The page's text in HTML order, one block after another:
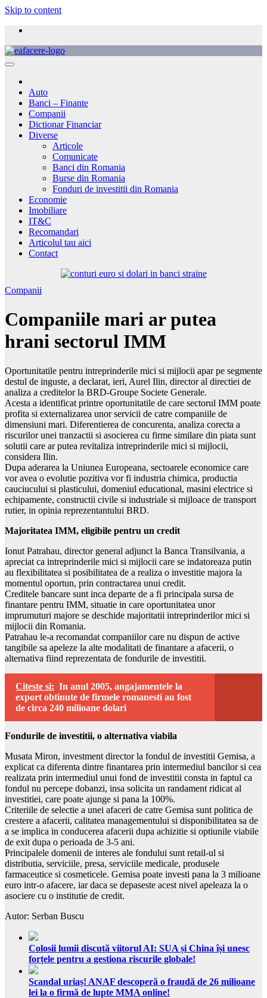
Skip to content
Auto
Banci – Finante
Companii
Dictionar Financiar
Diverse
Articole
Comunicate
Banci din Romania
Burse din Romania
Fonduri de investitii din Romania
Economie
Imobiliare
IT&C
Recomandari
Articolul tau aici
Contact
Companii
Companiile mari ar putea
hrani sectorul IMM
Oportunitatile pentru intreprinderile mici si mijlocii apar pe segmente
destul de inguste, a declarat, ieri, Aurel Ilin, director al directiei de
analiza a creditelor la BRD-Groupe Societe Generale.
Acesta a identificat printre oportunitatile de care sectorul IMM poate
profita si externalizarea unor servicii de catre companiile de
dimensiuni mari. Diferentierea de concurenta, analiza corecta a
riscurilor unei tranzactii si asocierea cu firme similare din piata sunt
solutii care ar putea revitaliza intreprinderile mici si mijlocii,
considera Ilin.
Dupa aderarea la Uniunea Europeana, sectoarele economice care
vor avea o evolutie pozitiva vor fi industria chimica, productia
cauciucului si plasticului, domeniul educational, masini electrice si
echipamente, constructii civile si industriale si mijloace de transport
rutier, in opinia reprezentantului BRD.
Majoritatea IMM, eligibile pentru un credit
Ionut Patrahau, director general adjunct la Banca Transilvania, a
apreciat ca intreprinderile mici si mijlocii care se indatoreaza putin
au flexibilitatea si posibilitatea de a realiza o investitie majora la
momentul oportun, prin contractarea unui credit.
Creditele bancare sunt inca departe de a fi principala sursa de
finantare pentru IMM, situatie in care oportunitatea unor
imprumuturi majore se deschide majoritatii intreprinderilor mici si
mijlocii din Romania.
Patrahau le-a recomandat companiilor care nu dispun de active
tangibile sa apeleze la alte modalitati de finantare a afacerii, o
alternativa fiind reprezentata de fondurile de investitii.
Citeste si: In anul 2005, angajamentele la
export obtinute de firmele romanesti au fost
de circa 240 milioane dolari
Fondurile de investitii, o alternativa viabila
Musata Miron, investment director la fondul de investitii Gemisa, a
explicat ca diferenta dintre finantarea prin intermediul bancilor si cea
realizata prin intermediul unui fond de investitii consta in faptul ca
fondul nu percepe dobanzi, insa solicita un randament ridicat al
investitiei, care poate ajunge si pana la 100%.
Criteriile de selectie a unei afaceri de catre Gemisa sunt politica de
crestere a afacerii, calitatea managementului si disponibilitatea sa de
a se implica in conducerea afacerii dupa achizitie si optiunile viabile
de exit dupa o perioada de 3-5 ani.
Principalele domenii de interes ale fondului sunt retail-ul si
distributia, serviciile, presa, serviciile medicale, produsele
farmaceutice si cosmeticele. Gemisa poate investi pana la 3 milioane
euro intr-o afacere, iar daca se depaseste acest nivel apeleaza la o
asociere cu o institutie de credit.
Autor: Serban Buscu
Colosii lumii discută viitorul AI: SUA și China își unesc
forțele pentru a gestiona riscurile globale!
Scandal uriaș! ANAF descoperă o fraudă de 26 milioane
lei la o firmă de lupte MMA online!